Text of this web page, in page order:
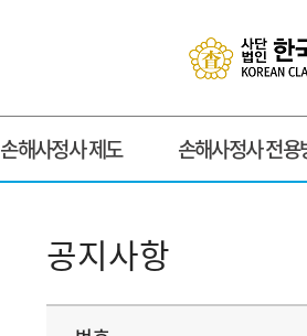
손해사정사 제도 손해사정사 전용
공지사항